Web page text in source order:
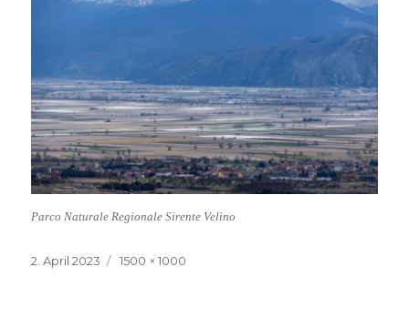
Parco Naturale Regionale Sirente Velino
Veröffentlicht
2. April 2023
Volle
1500 × 1000